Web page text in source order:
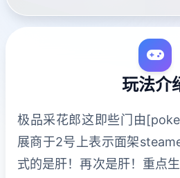
玩法介
极品采花郎这即些门由
展商于2号上表示面架
式的是肝！再次是肝！重点